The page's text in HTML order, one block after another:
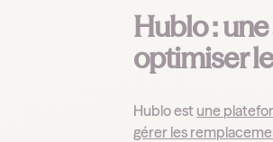
Hublo :
optimiser
Hublo est une
gérer les